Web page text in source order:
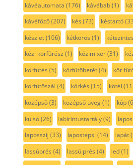
kávéautomata (176) kávébab(1)
kávéfőző(207) kés (73) késtartó
készlet(106) kétkörös (1) kétszintes
kézi körfűrész (1) kézimixer(31)
körfütés (5) körfűtőbetét(4) kör
körfűtőszál (4) körkés (15) kötél
középső(3) középső üveg(1) kúp
külső(26) labirintustartály(9)
laposszíj (33) lapostepsi (14) lapát
lassúprés (4) lassú prés (4) led(1)